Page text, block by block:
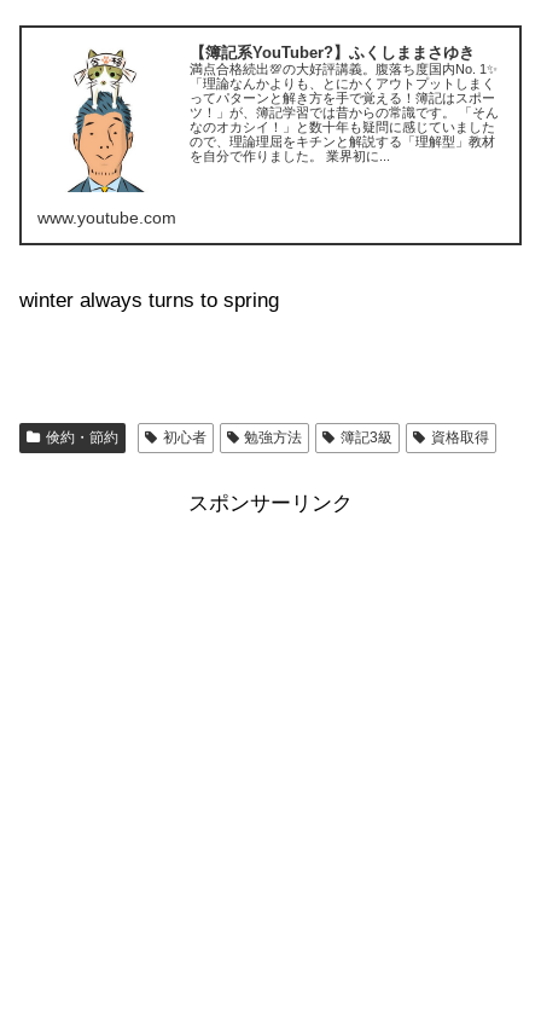
【簿記系YouTuber?】ふくしままさゆき
満点合格続出💯の大好評講義。腹落ち度国内No. 1✨
「理論なんかよりも、とにかくアウトプットしまく
ってパターンと解き方を手で覚える！簿記はスポー
ツ！」が、簿記学習では昔からの常識です。 「そん
なのオカシイ！」と数十年も疑問に感じていました
ので、理論理屈をキチンと解説する「理解型」教材
を自分で作りました。 業界初に...
www.youtube.com
winter always turns to spring
倹約・節約 初心者 勉強方法 簿記3級 資格取得
スポンサーリンク